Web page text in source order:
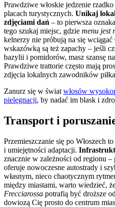
Prawdziwe włoskie jedzenie
placach turystycznych. Unikaj
zdjęciami dań – to pierwsza
tego szukaj miejsc, gdzie menu jest
kelnerzy nie próbują na się
wskazówką są też zapachy – jeśli
bazylii i pomidorów, masz szansę
Prawdziwe trattorie często mają
zdjęcia lokalnych zawodników
Zanurz się w świat włosów
pielęgnacji, by nadać im blask i
Transport i
Przemieszczanie się po Włoszech
i umiejętności adaptacji.
znacznie w zależności od regionu –
oferuje nowoczesne autostrady i
własnym, nieco chaotycznym
między miastami, warto wiedzieć,
Frecciarossa potrafią być droższe
dowiozą Cię prosto do centrum